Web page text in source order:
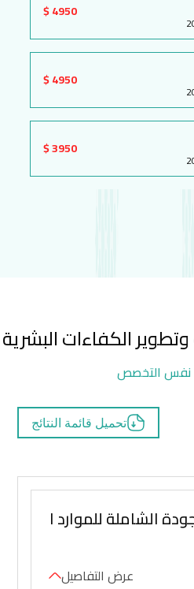
4950 $
4950 $
3950 $
الكفاءات البشرية
نفس التخصص
تحميل قائمة النتائج
الشاملة للموارد
عرض التفاصيل